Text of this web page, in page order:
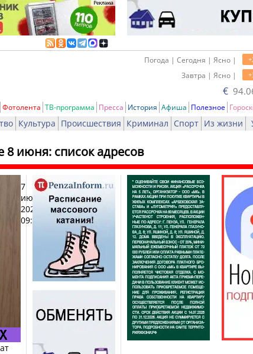
Погода | Сегодня | Ясно |
Завтра | Ясно |
€
Фотолента ТВ-программа Пресса История Афиша Полезное
Культура Происшествия Криминал Спорт Из жизни
8 июня: список адресов
7
июня
2026,
09:52
Печать